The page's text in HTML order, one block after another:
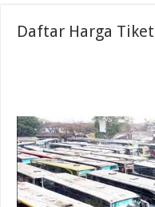
Daftar Harga